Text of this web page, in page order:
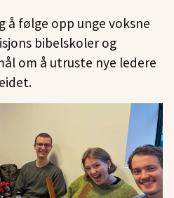
å følge opp unge voksne
bibelskoler og
om å utruste nye ledere